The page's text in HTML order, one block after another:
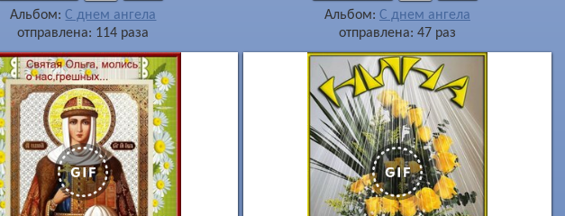
Альбом:С днем ангела
отправлена: 114 раза
Альбом: С днем ангела
отправлена: 47 раз